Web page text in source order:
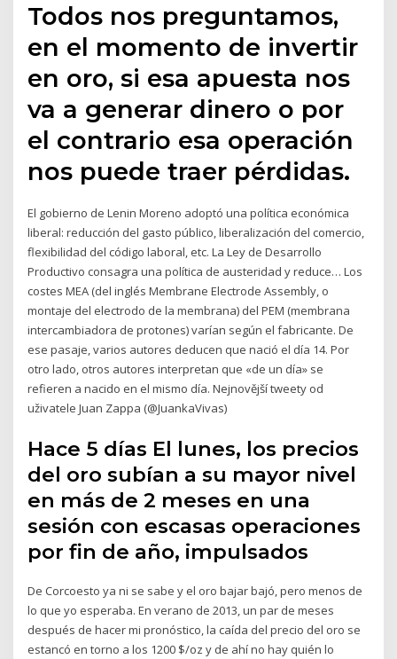
Todos nos preguntamos,
en el momento de invertir
en oro, si esa apuesta nos
va a generar dinero o por
el contrario esa operación
nos puede traer pérdidas.
El gobierno de Lenin Moreno adoptó una política económica
liberal: reducción del gasto público, liberalización del comercio,
flexibilidad del código laboral, etc. La Ley de Desarrollo
Productivo consagra una política de austeridad y reduce… Los
costes MEA (del inglés Membrane Electrode Assembly, o
montaje del electrodo de la membrana) del PEM (membrana
intercambiadora de protones) varían según el fabricante. De
ese pasaje, varios autores deducen que nació el día 14. Por
otro lado, otros autores interpretan que «de un día» se
refieren a nacido en el mismo día. Nejnovější tweety od
uživatele Juan Zappa (@JuankaVivas)
Hace 5 días El lunes, los precios
del oro subían a su mayor nivel
en más de 2 meses en una
sesión con escasas operaciones
por fin de año, impulsados
De Corcoesto ya ni se sabe y el oro bajar bajó, pero menos de
lo que yo esperaba. En verano de 2013, un par de meses
después de hacer mi pronóstico, la caída del precio del oro se
estancó en torno a los 1200 $/oz y de ahí no hay quién lo